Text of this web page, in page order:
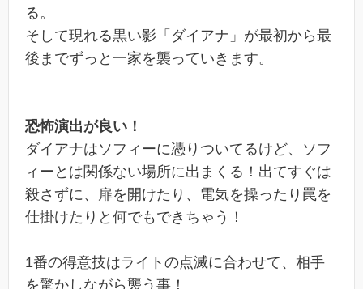
る。
そして現れる黒い影「ダイアナ」が最初から最
後までずっと一家を襲っていきます。
恐怖演出が良い！
ダイアナはソフィーに憑りついてるけど、ソフ
ィーとは関係ない場所に出まくる！出てすぐは
殺さずに、扉を開けたり、電気を操ったり罠を
仕掛けたりと何でもできちゃう！
1番の得意技はライトの点滅に合わせて、相手
を驚かしながら襲う事！